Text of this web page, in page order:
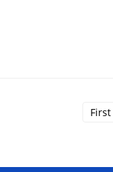
First